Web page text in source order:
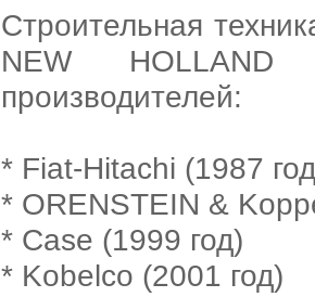
Строительная
NEW
производителей:
* Fiat-Hitachi (1987
* ORENSTEIN &
* Case (1999 год)
* Kobelco (2001 год)